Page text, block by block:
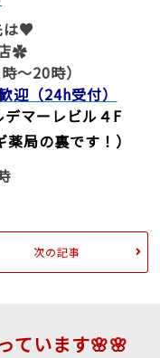
は♥
✿
時～20時）
迎（24h受付）
デマーレビル４F
局の裏です！）
次の記事
ています🌸🌸